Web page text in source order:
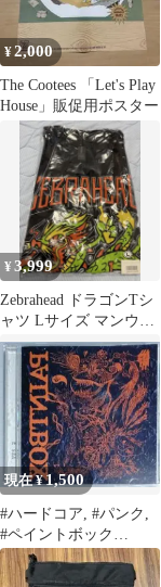
¥2,000
The Cootees 「Let's Play
House」販促用ポスター
¥3,999
Zebrahead ドラゴンTシ
ャツ Lサイズ マンウィ
ズ
現在 ¥1,500
#ハードコア, #パンク,
#ペイントボック
ス,#PAINTBOX PUNK